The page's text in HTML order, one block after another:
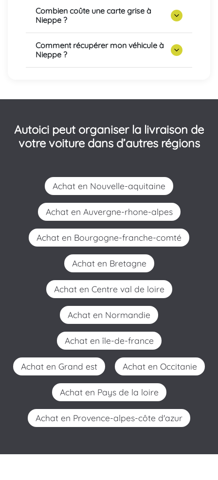
Combien coûte une carte grise à
Nieppe ?
Comment récupérer mon véhicule à
Nieppe ?
Autoici peut organiser la livraison de
votre voiture dans d’autres régions
Achat en Nouvelle-aquitaine
Achat en Auvergne-rhone-alpes
Achat en Bourgogne-franche-comté
Achat en Bretagne
Achat en Centre val de loire
Achat en Normandie
Achat en île-de-france
Achat en Grand est Achat en Occitanie
Achat en Pays de la loire
Achat en Provence-alpes-côte d'azur